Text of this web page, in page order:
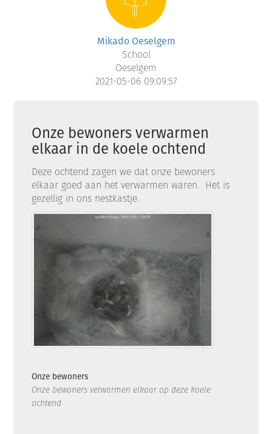
Mikado Oeselgem
School
Oeselgem
2021-05-06 09:09:57
Onze bewoners verwarmen
elkaar in de koele ochtend
Deze ochtend zagen we dat onze bewoners
elkaar goed aan het verwarmen waren. Het is
gezellig in ons nestkastje.
Onze bewoners
Onze bewoners verwarmen elkaar op deze koele
ochtend